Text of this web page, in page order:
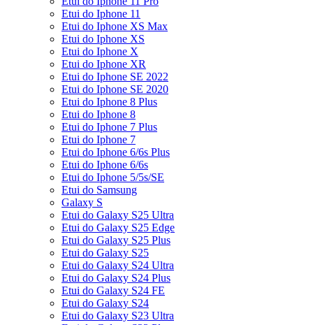
Etui do Iphone 11
Etui do Iphone XS Max
Etui do Iphone XS
Etui do Iphone X
Etui do Iphone XR
Etui do Iphone SE 2022
Etui do Iphone SE 2020
Etui do Iphone 8 Plus
Etui do Iphone 8
Etui do Iphone 7 Plus
Etui do Iphone 7
Etui do Iphone 6/6s Plus
Etui do Iphone 6/6s
Etui do Iphone 5/5s/SE
Etui do Samsung
Galaxy S
Etui do Galaxy S25 Ultra
Etui do Galaxy S25 Edge
Etui do Galaxy S25 Plus
Etui do Galaxy S25
Etui do Galaxy S24 Ultra
Etui do Galaxy S24 Plus
Etui do Galaxy S24 FE
Etui do Galaxy S24
Etui do Galaxy S23 Ultra